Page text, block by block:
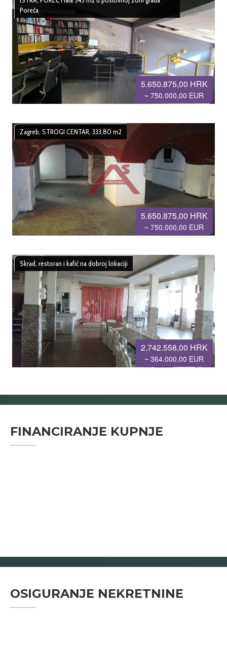
5.650.875,00 HRK
~ 750.000,00 EUR
Poreča
5.650.875,00 HRK
~ 750.000,00 EUR
Zagreb, STROGI CENTAR, 333,80 m2
2.742.558,00 HRK
~ 364.000,00 EUR
Skrad, restoran i kafić na dobroj lokaciji
FINANCIRANJE KUPNJE
OSIGURANJE NEKRETNINE